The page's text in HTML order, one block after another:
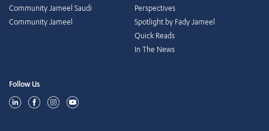
Community Jameel Saudi
Community Jameel
Perspectives
Spotlight by Fady Jameel
Quick Reads
In The News
Follow Us